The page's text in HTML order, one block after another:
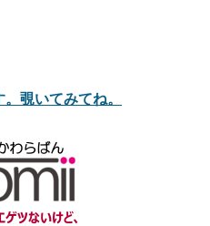
覗いてみてね。